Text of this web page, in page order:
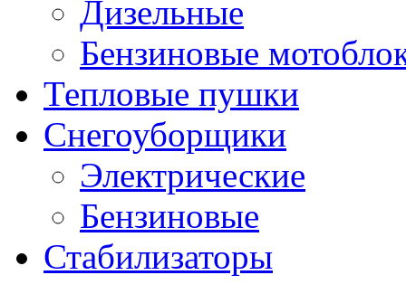
Дизельные
Бензиновые
Тепловые пушки
Снегоуборщики
Электрические
Бензиновые
Стабилизаторы